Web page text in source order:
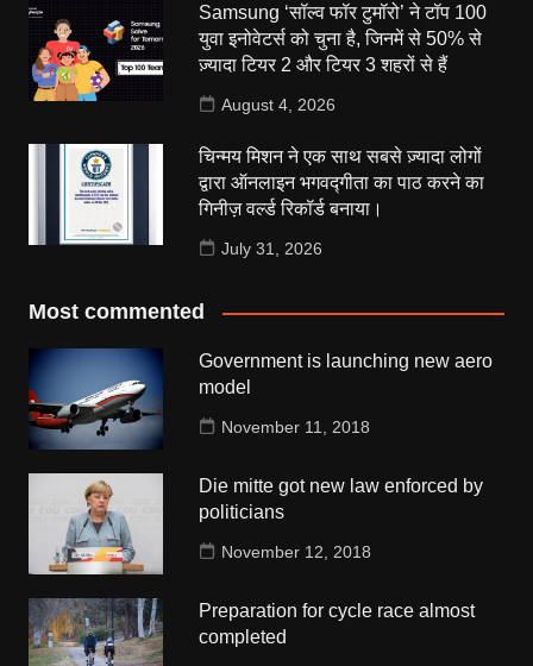
Samsung ‘सॉल्व फॉर टुमॉरो’ ने टॉप 100
युवा इनोवेटर्स को चुना है, जिनमें से 50% से
ज़्यादा टियर 2 और टियर 3 शहरों से हैं
August 4, 2026
चिन्मय मिशन ने एक साथ सबसे ज़्यादा लोगों
द्वारा ऑनलाइन भगवद्गीता का पाठ करने का
गिनीज़ वर्ल्ड रिकॉर्ड बनाया।
July 31, 2026
Most commented
Government is launching new aero
model
November 11, 2018
Die mitte got new law enforced by
politicians
November 12, 2018
Preparation for cycle race almost
completed